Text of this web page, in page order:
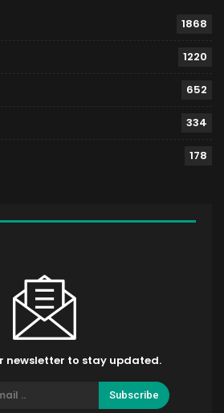
1868
1220
652
334
178
newsletter to stay updated.
Subscribe